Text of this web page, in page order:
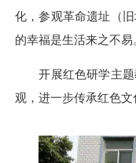
化，参观革命遗址（
的幸福是生活来之不易
开展红色研学主
观， 进一步传承红色文